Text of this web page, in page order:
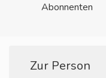
Abonnenten
Zur Person